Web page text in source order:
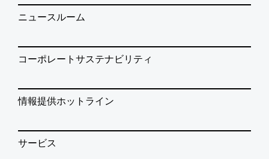
ニュースルーム
コーポレートサステナビリティ
情報提供ホットライン
サービス